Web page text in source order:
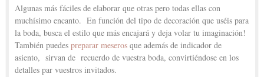
Algunas más fáciles de elaborar que otras pero todas ellas con
muchísimo encanto. En función del tipo de decoración que uséis para
la boda, busca el estilo que más encajará y deja volar tu imaginación!
También puedes preparar meseros que además de indicador de
asiento, sirvan de recuerdo de vuestra boda, convirtiéndose en los
detalles par vuestros invitados.